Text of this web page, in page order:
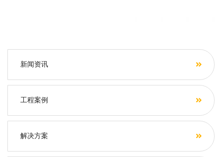
新闻资讯
工程案例
解决方案